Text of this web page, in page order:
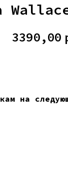
3390,00
на